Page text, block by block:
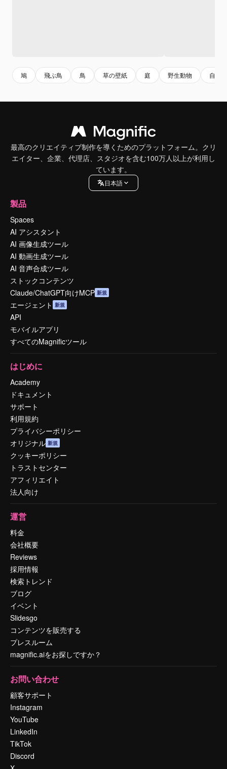
鳩 飛ぶ鳥 鳥 草の壁紙 庭 野生動物 自然
最高のクリエイティブ制作を導くためのプラットフォーム。クリ
エイター、企業、代理店、スタジオを含む100万人以上が利用し
ています。
日本語
製品
Spaces
AI アシスタント
AI 画像生成ツール
AI 動画生成ツール
AI 音声合成ツール
ストックコンテンツ
Claude/ChatGPT向けMCP 新規
エージェント 新規
API
モバイルアプリ
すべてのMagnificツール
はじめに
Academy
ドキュメント
サポート
利用規約
プライバシーポリシー
オリジナル 新規
クッキーポリシー
トラストセンター
アフィリエイト
法人向け
運営
料金
会社概要
Reviews
採用情報
検索トレンド
ブログ
イベント
Slidesgo
コンテンツを販売する
プレスルーム
magnific.aiをお探しですか？
お問い合わせ
顧客サポート
Instagram
YouTube
LinkedIn
TikTok
Discord